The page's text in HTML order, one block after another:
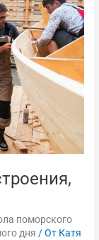
поморского
дня / От Катя